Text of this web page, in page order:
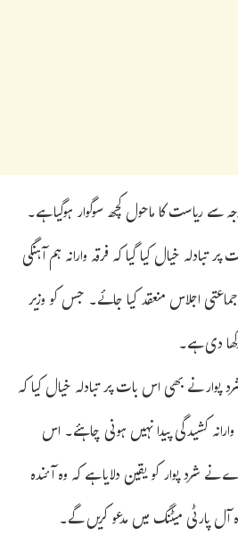
سے ریاست کا ماحول کچھ سوگوار ہوگیا ہے۔
خیال کیا گیا کہ فرقہ وارانہ ہم آہنگی
اجلاس منعقد کیا جائے۔ جس کو وزیر
دی ہے۔
پوار نے بھی اس بات پر تبادلہ خیال کیا کہ
کشیدگی پیدا نہیں ہونی چاہئے۔ اس
نے شرد پوار کو یقین دلایا ہے کہ وہ آئندہ
آل پارٹی میٹنگ میں مدعو کریں گے۔